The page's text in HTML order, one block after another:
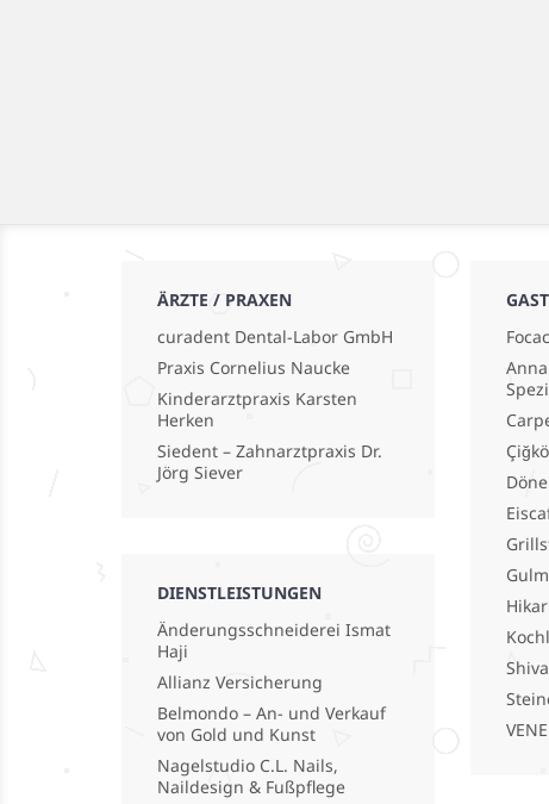
ÄRZTE / PRAXEN
curadent Dental-Labor GmbH
Praxis Cornelius Naucke
Kinderarztpraxis Karsten
Herken
Siedent – Zahnarztpraxis Dr.
Jörg Siever
DIENSTLEISTUNGEN
Änderungsschneiderei Ismat
Haji
Allianz Versicherung
Belmondo – An- und Verkauf
von Gold und Kunst
Nagelstudio C.L. Nails,
Naildesign & Fußpflege